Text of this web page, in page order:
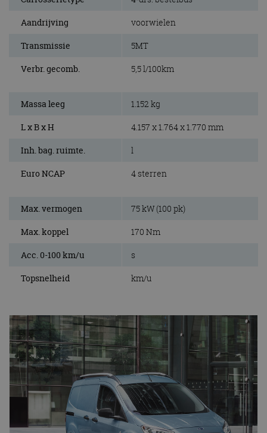
Aandrijving voorwielen
Transmissie 5MT
Verbr. gecomb. 5,5 l/100km
Massa leeg 1.152 kg
L x B x H 4.157 x 1.764 x 1.770 mm
Inh. bag. ruimte. l
Euro NCAP 4 sterren
Max. vermogen 75 kW (100 pk)
Max. koppel 170 Nm
Acc. 0-100 km/u s
Topsnelheid km/u